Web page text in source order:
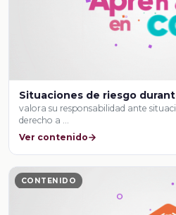
Situaciones de riesgo
valora su responsabilidad ante
derecho a …
Ver contenido
CONTENIDO